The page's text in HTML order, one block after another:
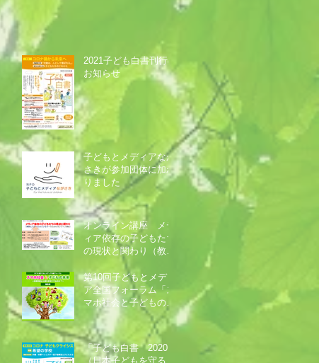
2021子ども白書刊行の
お知らせ
子どもとメディアなが
さきが参加団体に加わ
りました
オンライン講座 メデ
ィア依存の子どもたち
の現状と関わり（教師
とスクールカウンセラ
ー向け）
第10回子どもとメディ
ア全国フォーラム「ス
マホ社会と子どもの未
来」報告書 発行
「子ども白書 2020」
（日本子どもを守る